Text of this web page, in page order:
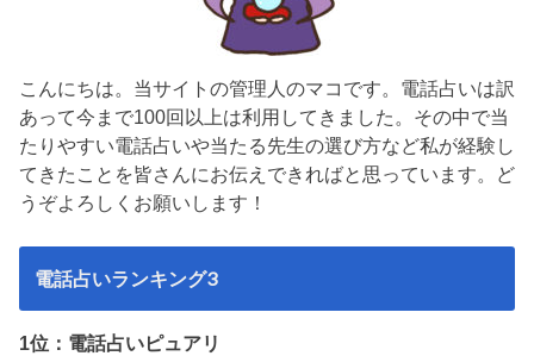
こんにちは。当サイトの管理人のマコです。電話占いは訳
あって今まで100回以上は利用してきました。その中で当
たりやすい電話占いや当たる先生の選び方など私が経験し
てきたことを皆さんにお伝えできればと思っています。ど
うぞよろしくお願いします！
電話占いランキング3
1位：電話占いピュアリ